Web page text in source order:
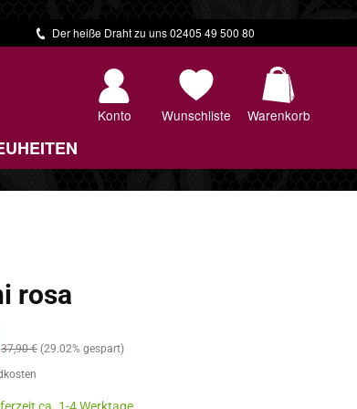
Der heiße Draht zu uns 02405 49 500 80
Wunschliste
Konto Warenkorb
rosa
Regulärer Preis:
37,90 € (29.02% gespart)